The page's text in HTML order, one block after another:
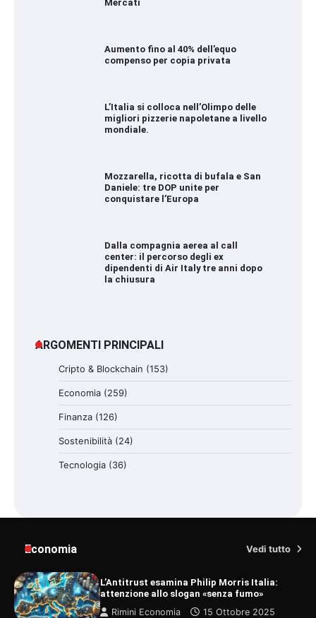
Mercati
Aumento fino al 40% dell’equo
compenso per copia privata
L’Italia si colloca nell’Olimpo delle
migliori pizzerie napoletane a livello
mondiale.
Mozzarella, ricotta di bufala e San
Daniele: tre DOP unite per
conquistare l’Europa
Dalla compagnia aerea al call
center: il percorso degli ex
dipendenti di Air Italy tre anni dopo
la chiusura
ARGOMENTI PRINCIPALI
Cripto & Blockchain (153)
Economia (259)
Finanza (126)
Sostenibilità (24)
Tecnologia (36)
Economia Vedi tutto
L’Antitrust esamina Philip Morris Italia:
attenzione allo slogan «senza fumo»
Rimini Economia
15 Ottobre 2025